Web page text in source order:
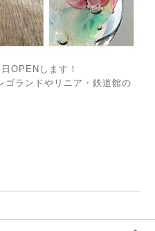
OPENします！
ゴランドやリニア・鉄道館の